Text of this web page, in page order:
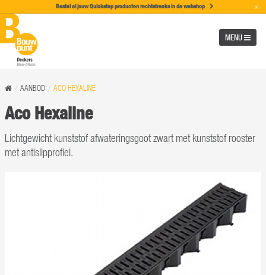
Bestel al jouw Quickstep producten rechtstreeks in de webshop ×
MENU
AANBOD ACO HEXALINE
Aco Hexaline
Lichtgewicht kunststof afwateringsgoot zwart met kunststof rooster
met antislipprofiel.